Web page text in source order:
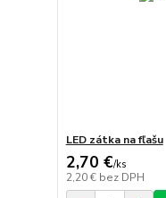
LED zátka na fľašu
2,70 €/ks
2,20 € bez DPH